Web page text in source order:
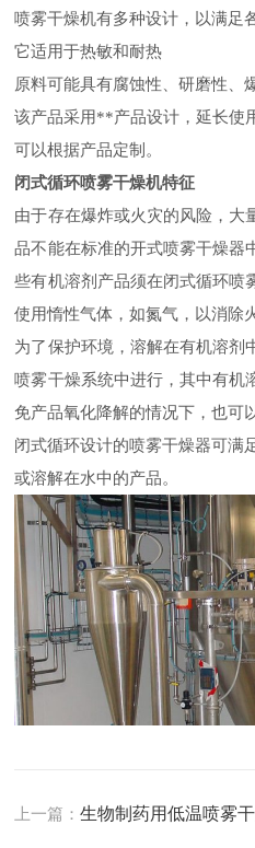
喷雾干燥机有多种设计，以满足
它适用于热敏和耐热
原料可能具有腐蚀性、研磨性、
该产品采用**产品设计，延长使
可以根据产品定制。
闭式循环喷雾干燥机特征
由于存在爆炸或火灾的风险，大
品不能在标准的开式喷雾干燥器
些有机溶剂产品须在闭式循环喷
使用惰性气体，如氮气，以消除
为了保护环境，溶解在有机溶剂
喷雾干燥系统中进行，其中有机
免产品氧化降解的情况下，也可
闭式循环设计的喷雾干燥器可
或溶解在水中的产品。
上一篇：生物制药用低温喷雾